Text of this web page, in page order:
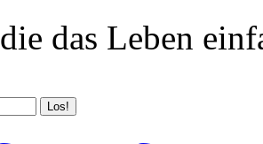
das Leben